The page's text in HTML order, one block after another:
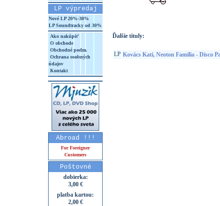
LP výpredaj
Nové LP 20%-30%
LP Soundtracky od 30%
Ako nakúpiť
O obchode
Obchodné podm.
Ochrana osobných
údajov
Kontakt
Abroad !!!
For Foreigner
Customers
Poštovné
dobierka:
3,00 €
platba kartou:
2,00 €
Ďalšie tituly:
LP Kovács Kati, Neoton Família - Disco